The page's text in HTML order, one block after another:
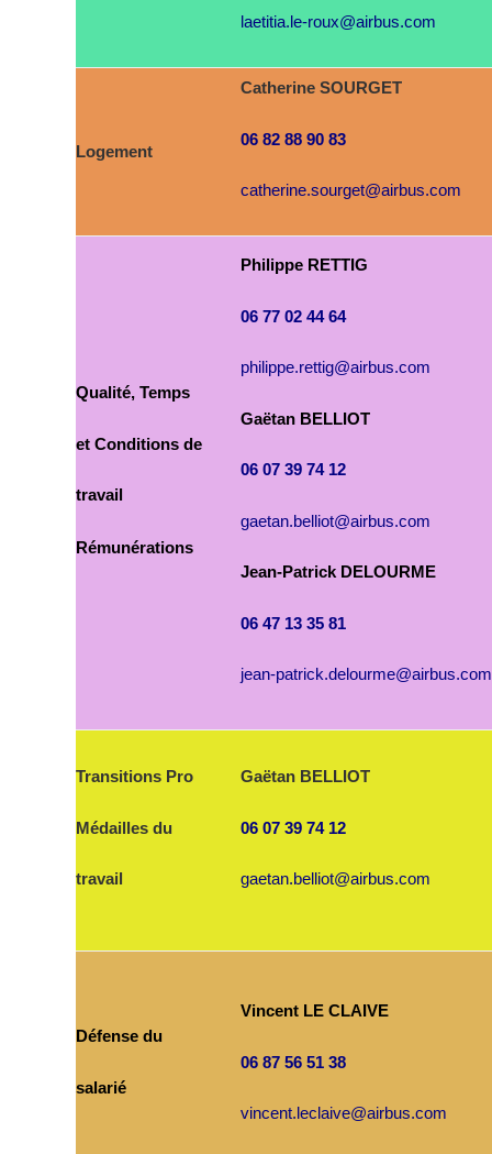
laetitia.le-roux@airbus.com
Logement
Catherine SOURGET
06 82 88 90 83
catherine.sourget@airbus.com
Qualité, Temps
et Conditions de
travail
Rémunérations
Philippe RETTIG
06 77 02 44 64
philippe.rettig@airbus.com
Gaëtan BELLIOT
06 07 39 74 12
gaetan.belliot@airbus.com
Jean-Patrick DELOURME
06 47 13 35 81
jean-patrick.delourme@airbus.com
Transitions Pro
Médailles du
travail
Gaëtan BELLIOT
06 07 39 74 12
gaetan.belliot@airbus.com
Défense du
salarié
Vincent LE CLAIVE
06 87 56 51 38
vincent.leclaive@airbus.com